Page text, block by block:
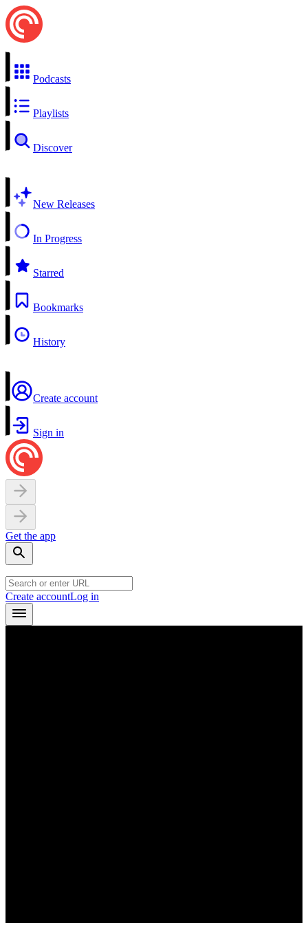
Podcasts
Playlists
Discover
New Releases
In Progress
Starred
Bookmarks
History
Create account
Sign in
Get the app
Create accountLog in